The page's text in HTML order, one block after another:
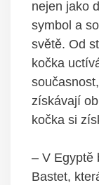
nejen jako
symbol a
světě. Od
kočka
získávají
kočka si
– V Egyptě
Bastet,